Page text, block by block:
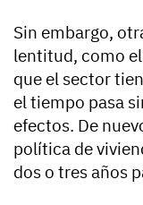
Sin embargo,
lentitud, como
que el sector
el tiempo pasa
efectos. De
política de
dos o tres años